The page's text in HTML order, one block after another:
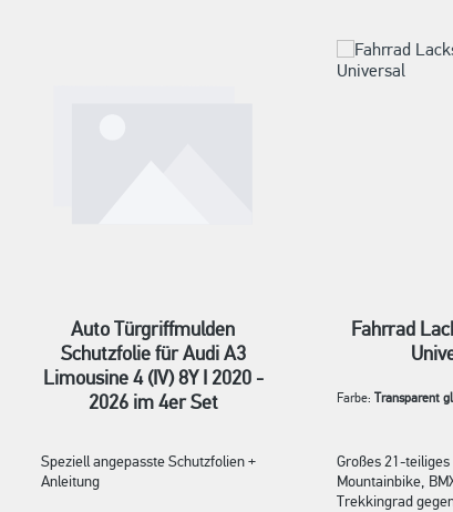
Auto Türgriffmulden
Schutzfolie für Audi A3
Limousine 4 (IV) 8Y I 2020 -
2026 im 4er Set
Speziell angepasste Schutzfolien +
Anleitung
Fahrrad
Farbe: Transparent
Großes 21-
Mountainbike,
Trekkingrad